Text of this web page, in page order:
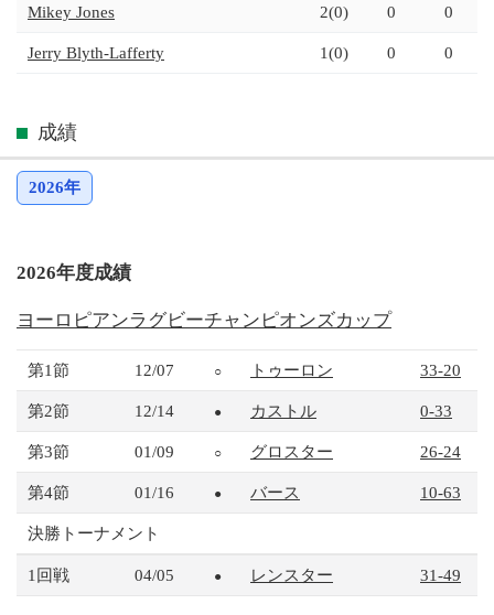
Mikey Jones 2(0) 0 0
Jerry Blyth-Lafferty 1(0) 0 0
成績
2026年
2026年度成績
ヨーロピアンラグビーチャンピオンズカップ
第1節 12/07 ○ トゥーロン 33-20
第2節 12/14 ● カストル 0-33
第3節 01/09 ○ グロスター 26-24
第4節 01/16 ● バース 10-63
決勝トーナメント
1回戦 04/05 ● レンスター 31-49